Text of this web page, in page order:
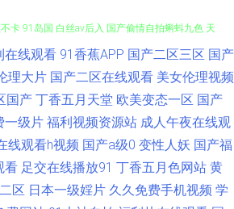
传媒视频 91视影大全 第一福利视频导航网站 蜜
卡 91岛国 白丝av后入 国产偷情自拍蝌蚪九色 天
福利导航大全 视频网址大全 午夜天堂精品久久网
在线观看 91香蕉APP 国产二区三区 国产
理大片 国产二区在线观看 美女伦理视频
国产 丁香五月天堂 欧美变态一区 国产
一级片 福利视频资源站 成人午夜在线观
线观看h视频 国产a级0 变性人妖 国产福
看 足交在线播放91 丁香五月色网站 黄
区 日本一级婬片 久久免费手机视频 学